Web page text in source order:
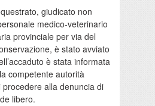
giudicato non
medico-veterinario
provinciale per via del
è stato avviato
è stata informata
competente autorità
alla denuncia di
libero.